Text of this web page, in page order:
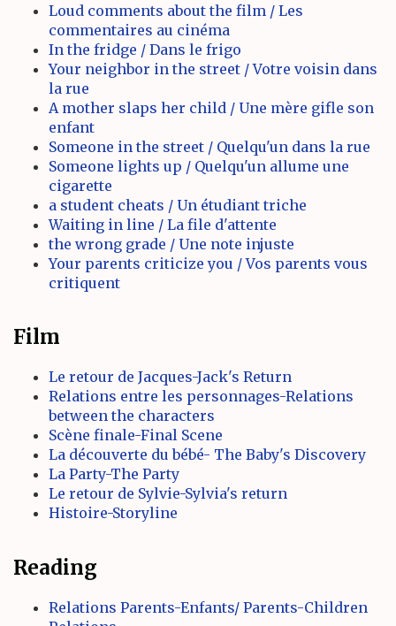
Loud comments about the film / Les
commentaires au cinéma
In the fridge / Dans le frigo
Your neighbor in the street / Votre voisin dans
la rue
A mother slaps her child / Une mère gifle son
enfant
Someone in the street / Quelqu'un dans la rue
Someone lights up / Quelqu'un allume une
cigarette
a student cheats / Un étudiant triche
Waiting in line / La file d'attente
the wrong grade / Une note injuste
Your parents criticize you / Vos parents vous
critiquent
Film
Le retour de Jacques-Jack's Return
Relations entre les personnages-Relations
between the characters
Scène finale-Final Scene
La découverte du bébé- The Baby's Discovery
La Party-The Party
Le retour de Sylvie-Sylvia's return
Histoire-Storyline
Reading
Relations Parents-Enfants/ Parents-Children